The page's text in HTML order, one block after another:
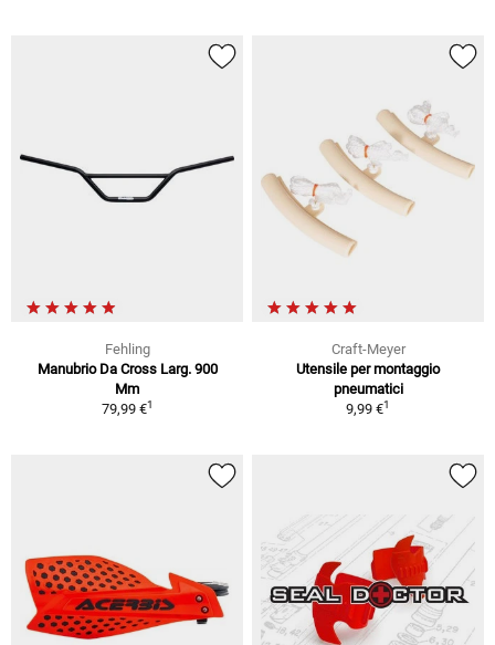
Fehling
Manubrio Da Cross Larg. 900
Mm
79,99 €1
Craft-Meyer
Utensile per montaggio
pneumatici
9,99 €1